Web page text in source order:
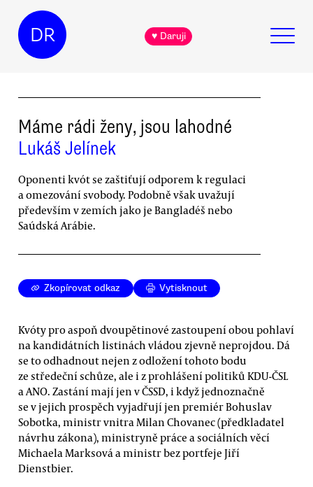
DR ♥ Daruji
Máme rádi ženy, jsou lahodné
Lukáš Jelínek
Oponenti kvót se zaštiťují odporem k regulaci
a omezování svobody. Podobně však uvažují
především v zemích jako je Bangladéš nebo
Saúdská Arábie.
Zkopírovat odkaz Vytisknout
Kvóty pro aspoň dvoupětinové zastoupení obou pohlaví
na kandidátních listinách vládou zjevně neprojdou. Dá
se to odhadnout nejen z odložení tohoto bodu
ze středeční schůze, ale i z prohlášení politiků KDU-ČSL
a ANO. Zastání mají jen v ČSSD, i když jednoznačně
se v jejich prospěch vyjadřují jen premiér Bohuslav
Sobotka, ministr vnitra Milan Chovanec (předkladatel
návrhu zákona), ministryně práce a sociálních věcí
Michaela Marksová a ministr bez portfeje Jiří
Dienstbier.